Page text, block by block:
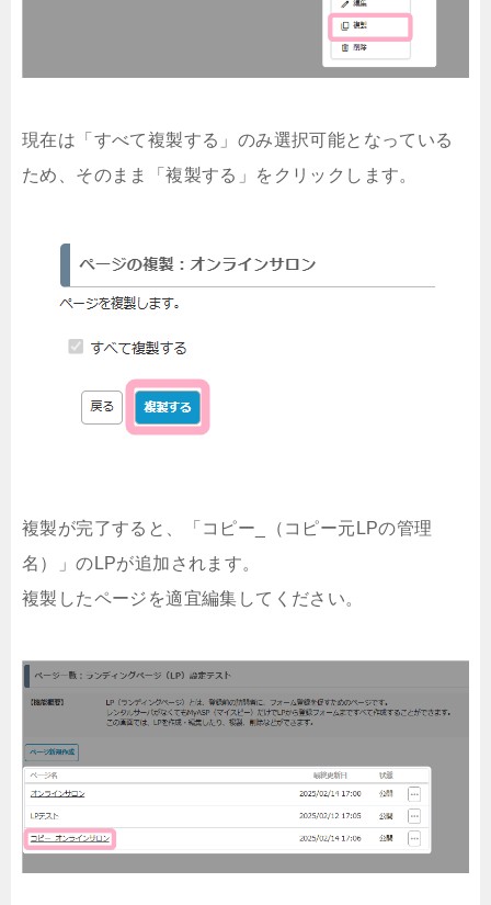
現在は「すべて複製する」のみ選択可能となっている
ため、そのまま「複製する」をクリックします。
複製が完了すると、「コピー_（コピー元LPの管理
名）」のLPが追加されます。
複製したページを適宜編集してください。